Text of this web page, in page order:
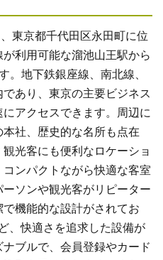
東京都千代田区永田町に位
利用可能な溜池山王駅から
。地下鉄銀座線、南北線、
あり、東京の主要ビジネス
アクセスできます。周辺に
社、歴史的な名所も点在
光客にも便利なロケーショ
ンパクトながら快適な客室
ソンや観光客がリピーター
機能的な設計がされてお
、快適さを追求した設備が
ブルで、会員登録やカード